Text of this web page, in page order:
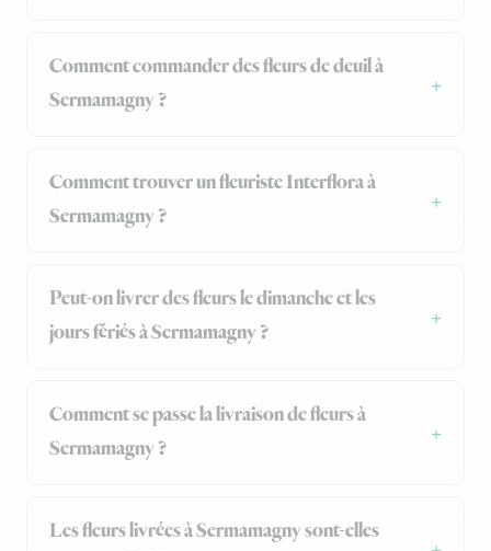
Comment commander des fleurs de deuil à
Sermamagny ?
Comment trouver un fleuriste Interflora à
Sermamagny ?
Peut-on livrer des fleurs le dimanche et les
jours fériés à Sermamagny ?
Comment se passe la livraison de fleurs à
Sermamagny ?
Les fleurs livrées à Sermamagny sont-elles